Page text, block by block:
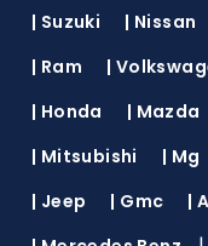
| Suzuki | Nissan
| Ram |
| Honda | Mazda
| Mitsubishi | Mg
| Jeep | Gmc |